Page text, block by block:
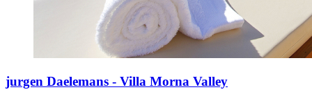
jurgen Daelemans - Villa Morna Valley